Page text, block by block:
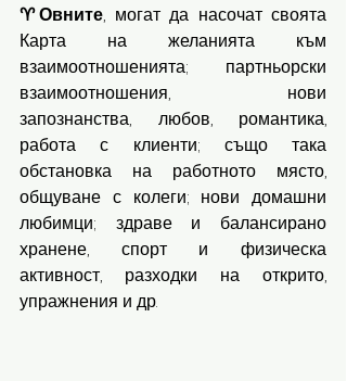
♈️Овните, могат да насочат своята
Карта на желанията към
взаимоотношенията; партньорски
взаимоотношения, нови
запознанства, любов, романтика,
работа с клиенти; също така
обстановка на работното място,
общуване с колеги; нови домашни
любимци; здраве и балансирано
хранене, спорт и физическа
активност, разходки на открито,
упражнения и др.